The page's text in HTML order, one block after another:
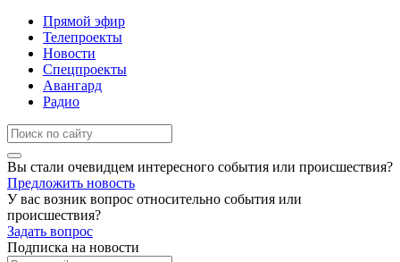
Прямой эфир
Телепроекты
Новости
Спецпроекты
Авангард
Радио
Вы стали очевидцем интересного события или происшествия?
Предложить новость
У вас возник вопрос относительно события или
происшествия?
Задать вопрос
Подписка на новости